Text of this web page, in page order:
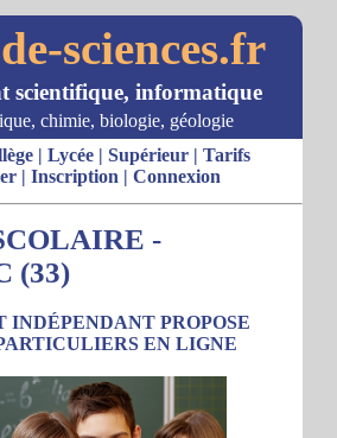
sciences.fr
scientifique, informatique
chimie, biologie, géologie
| Lycée| Supérieur| Tarifs
| Inscription | Connexion
-
(33)
INDÉPENDANT PROPOSE
EN LIGNE